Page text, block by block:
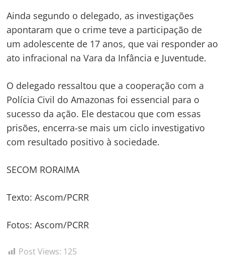
Ainda segundo o delegado, as investigações
apontaram que o crime teve a participação de
um adolescente de 17 anos, que vai responder ao
ato infracional na Vara da Infância e Juventude.
O delegado ressaltou que a cooperação com a
Polícia Civil do Amazonas foi essencial para o
sucesso da ação. Ele destacou que com essas
prisões, encerra-se mais um ciclo investigativo
com resultado positivo à sociedade.
SECOM RORAIMA
Texto: Ascom/PCRR
Fotos: Ascom/PCRR
Post Views: 125